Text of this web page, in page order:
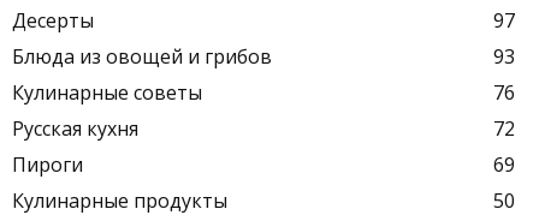
Десерты
97
Блюда из овощей и грибов
93
Кулинарные советы
76
Русская кухня
72
Пироги
69
Кулинарные продукты
50